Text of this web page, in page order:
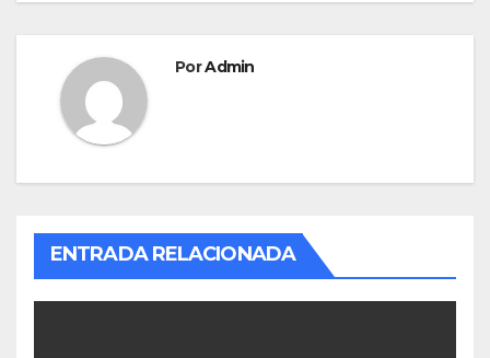
PorAdmin
ENTRADA RELACIONADA